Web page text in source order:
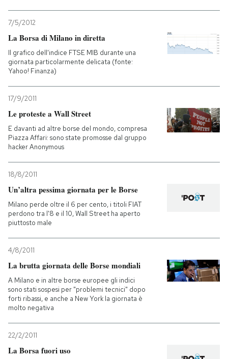
7/5/2012
La Borsa di Milano in diretta
Il grafico dell'indice FTSE MIB durante una
giornata particolarmente delicata (fonte:
Yahoo! Finanza)
17/9/2011
Le proteste a Wall Street
E davanti ad altre borse del mondo, compresa
Piazza Affari: sono state promosse dal gruppo
hacker Anonymous
18/8/2011
Un’altra pessima giornata per le Borse
Milano perde oltre il 6 per cento, i titoli FIAT
perdono tra l'8 e il 10, Wall Street ha aperto
piuttosto male
4/8/2011
La brutta giornata delle Borse mondiali
A Milano e in altre borse europee gli indici
sono stati sospesi per "problemi tecnici" dopo
forti ribassi, e anche a New York la giornata è
molto negativa
22/2/2011
La Borsa fuori uso